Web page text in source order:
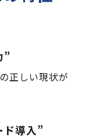
”
正しい現状が
ド導入”